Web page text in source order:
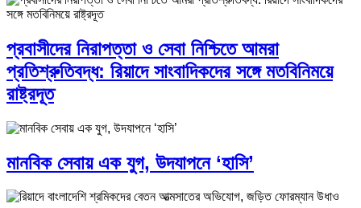
প্রবাসীদের নিরাপত্তা ও সেবা নিশ্চিতে আমরা
প্রতিশ্রুতিবদ্ধ: রিয়াদে সাংবাদিকদের সঙ্গে মতবিনিময়ে
রাষ্ট্রদূত
মানবিক সেবায় এক যুগ, উদযাপনে ‘হাসি’